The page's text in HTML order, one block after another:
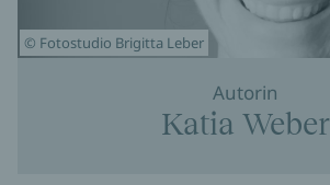
© Fotostudio Brigitta Leber
Autorin
Katia Weber